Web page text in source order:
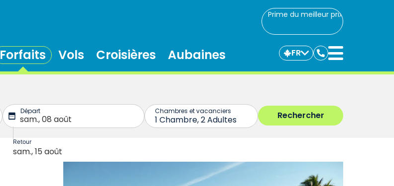
Prime du meilleur prix
Forfaits Vols Croisières Aubaines FR
Communiquez
avec